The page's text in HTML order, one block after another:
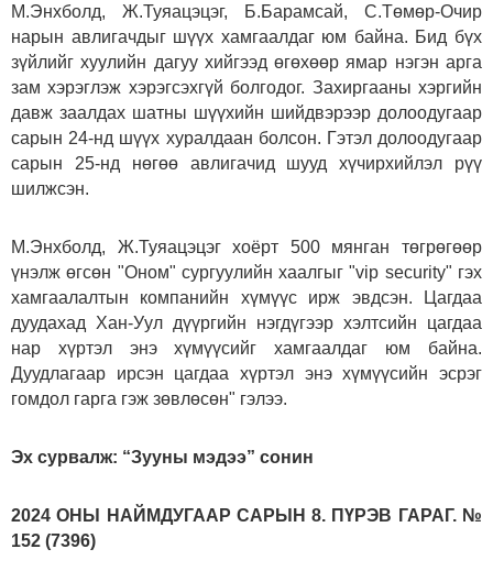
М.Энхболд, Ж.Туяацэцэг, Б.Барамсай, С.Төмөр-Очир
нарын авлигачдыг шүүх хамгаалдаг юм байна. Бид бүх
зүйлийг хуулийн дагуу хийгээд өгөхөөр ямар нэгэн арга
зам хэрэглэж хэрэгсэхгүй болгодог. Захиргааны хэргийн
давж заалдах шатны шүүхийн шийдвэрээр долоодугаар
сарын 24-нд шүүх хуралдаан болсон. Гэтэл долоодугаар
сарын 25-нд нөгөө авлигачид шууд хүчирхийлэл рүү
шилжсэн.
М.Энхболд, Ж.Туяацэцэг хоёрт 500 мянган төгрөгөөр
үнэлж өгсөн "Оном" сургуулийн хаалгыг "vip security" гэх
хамгаалалтын компанийн хүмүүс ирж эвдсэн. Цагдаа
дуудахад Хан-Уул дүүргийн нэгдүгээр хэлтсийн цагдаа
нар хүртэл энэ хүмүүсийг хамгаалдаг юм байна.
Дуудлагаар ирсэн цагдаа хүртэл энэ хүмүүсийн эсрэг
гомдол гарга гэж зөвлөсөн" гэлээ.
Эх сурвалж: “Зууны мэдээ” сонин
2024 ОНЫ НАЙМДУГААР САРЫН 8. ПҮРЭВ ГАРАГ. №
152 (7396)